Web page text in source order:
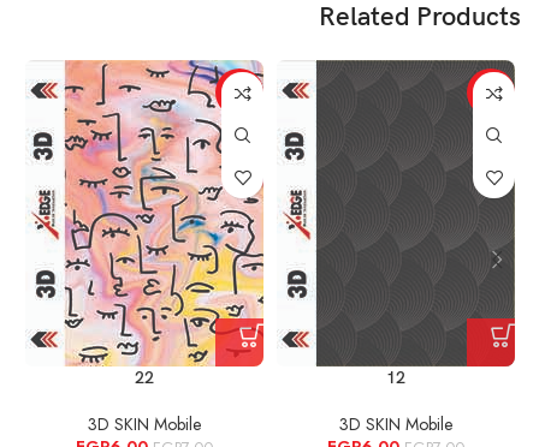
Related Products
-14%
12
3D SKIN Mobile
-14%
22
3D SKIN Mobile